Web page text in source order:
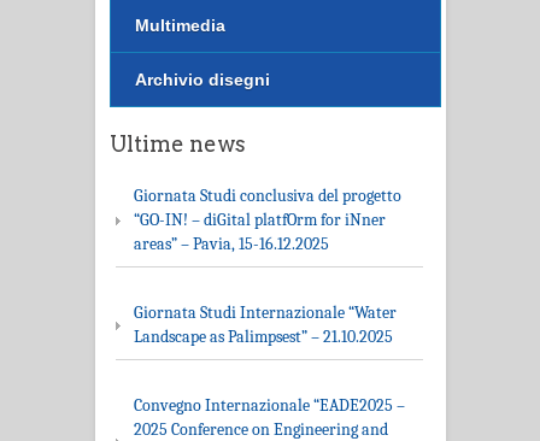
Multimedia
Archivio disegni
Ultime news
Giornata Studi conclusiva del progetto
“GO-IN! – diGital platfOrm for iNner
areas” – Pavia, 15-16.12.2025
Giornata Studi Internazionale “Water
Landscape as Palimpsest” – 21.10.2025
Convegno Internazionale “EADE2025 –
2025 Conference on Engineering and